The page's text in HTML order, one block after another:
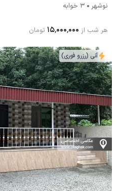
نوشهر 3 خوابه
هر شب از ۱۵٬۰۰۰٬۰۰۰ تومان
آنی (رزرو فوری)